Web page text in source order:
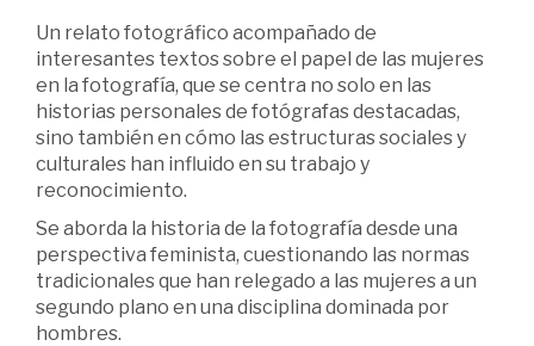
Un relato fotográfico acompañado de
interesantes textos sobre el papel de las mujeres
en la fotografía, que se centra no solo en las
historias personales de fotógrafas destacadas,
sino también en cómo las estructuras sociales y
culturales han influido en su trabajo y
reconocimiento.
Se aborda la historia de la fotografía desde una
perspectiva feminista, cuestionando las normas
tradicionales que han relegado a las mujeres a un
segundo plano en una disciplina dominada por
hombres.